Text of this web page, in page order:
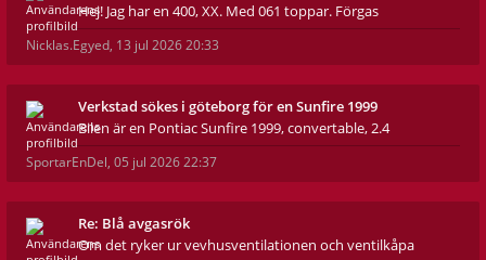
Hej! Jag har en 400, XX. Med 061 toppar. Förgas
Nicklas.Egyed, 13 jul 2026 20:33
Verkstad sökes i göteborg för en Sunfire 1999
Bilen är en Pontiac Sunfire 1999, convertable, 2.4
SportarEnDel, 05 jul 2026 22:37
Re: Blå avgasrök
Om det ryker ur vevhusventilationen och ventilkåpa